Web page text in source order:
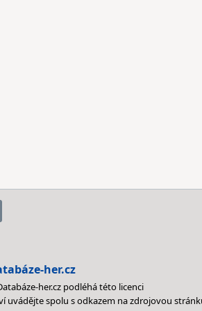
her.cz
her.cz podléhá této licenci
uvádějte spolu s odkazem na zdrojovou